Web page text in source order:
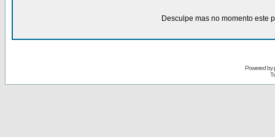
Desculpe mas no momento este
Powered by